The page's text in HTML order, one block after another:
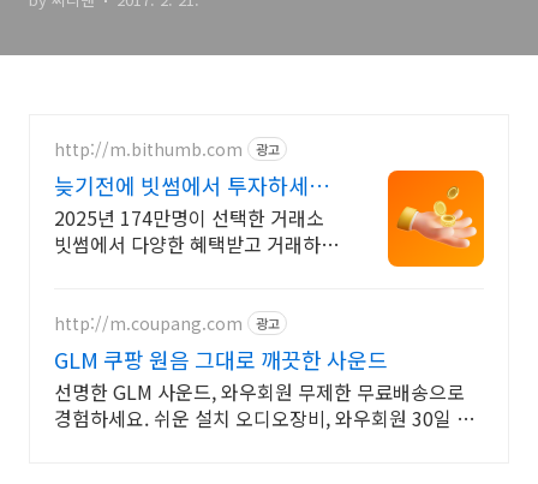
http://m.bithumb.com 광고
늦기전에 빗썸에서 투자하세요
신규 가입 시 5만원 혜택
2025년 174만명이 선택한 거래소
빗썸에서 다양한 혜택받고 거래하세
http://m.coupang.com 광고
GLM 쿠팡 원음 그대로 깨끗한 사운드
선명한 GLM 사운드, 와우회원 무제한 무료배송으로
경험하세요. 쉬운 설치 오디오장비, 와우회원 30일 내